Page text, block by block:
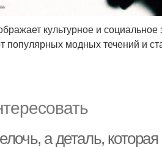
культурное и
популярных модных течений и
а деталь,